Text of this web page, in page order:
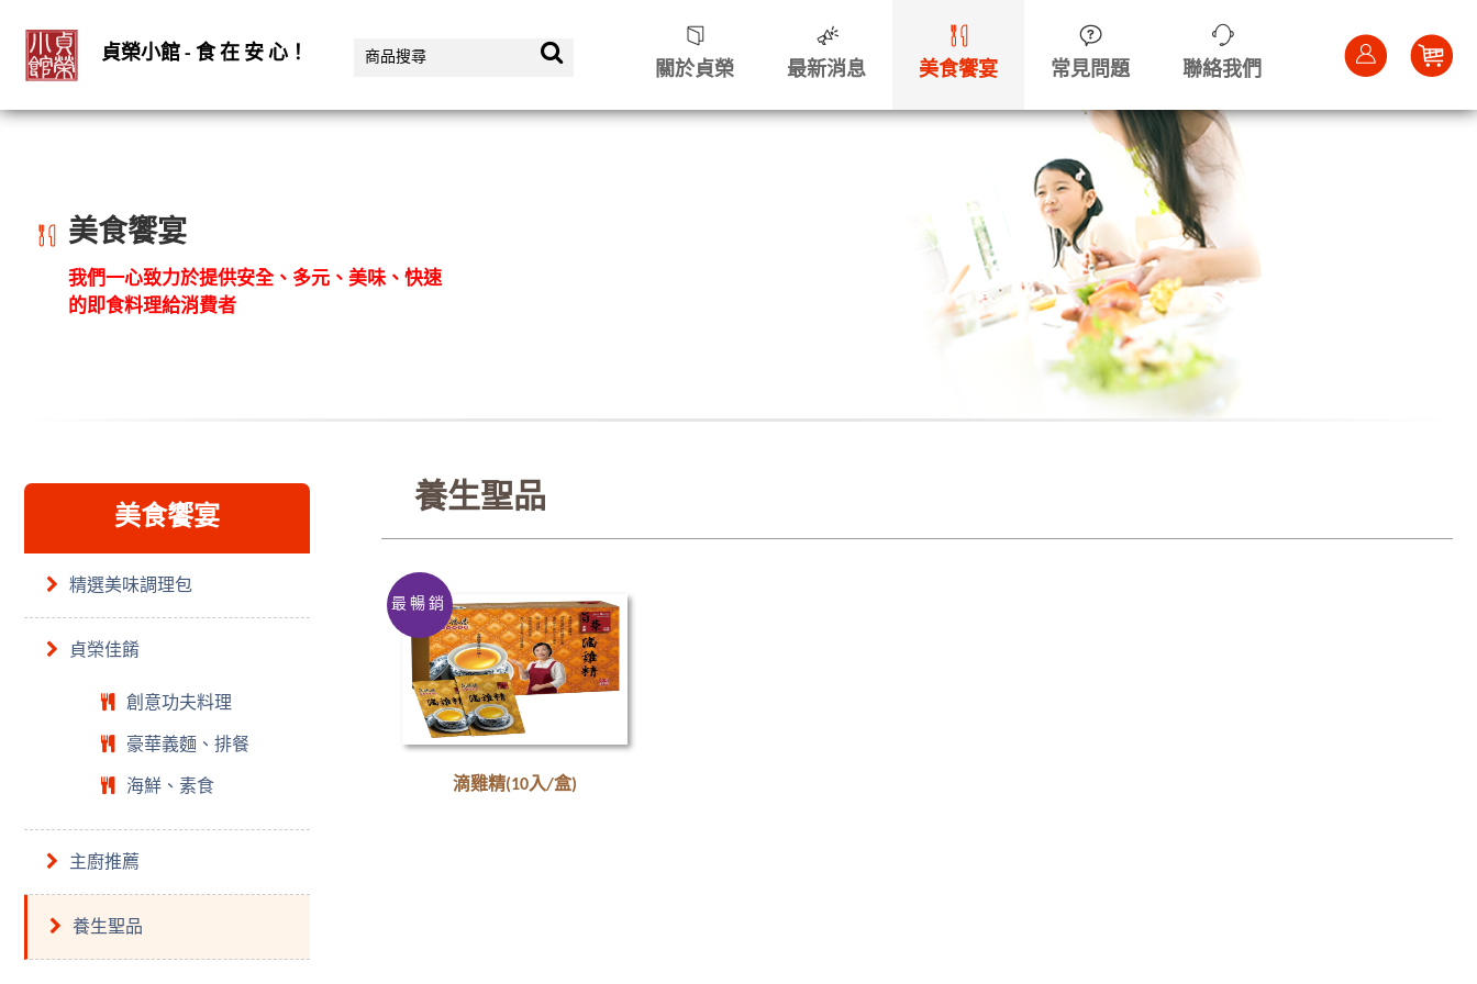
貞榮小館 - 食 在 安 心！
關於貞榮 最新消息 美食饗宴 常見問題 聯絡我們
美食饗宴
我們一心致力於提供安全、多元、美味、快速
的即食料理給消費者
美食饗宴
精選美味調理包
貞榮佳餚
創意功夫料理
豪華義麵、排餐
海鮮、素食
主廚推薦
養生聖品
養生聖品
最暢銷
滴雞精(10入/盒)